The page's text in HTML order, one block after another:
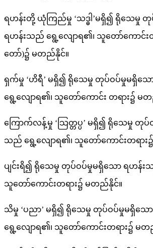
ရဟန်းတို့ ယုံကြည်မှု ‘သဒ္ဓါ’မရှိ၍ ရိုသေမှု
ရဟန်းသည် ရွေ့လျောရ၏၊ သူတော်ကောင်း
တော်)၌ မတည်နိုင်။
ရှက်မှု ‘ဟိရီ’ မရှိ၍ ရိုသေမှု တုပ်ဝပ်မှုမရှိသ
ရွေ့လျောရ၏၊ သူတော်ကောင်း တရား၌ မ
ကြောက်လန့်မှု ‘သြတ္တပ္ပ’ မရှိ၍ ရိုသေမှု တု
သည် ရွေ့လျောရ၏၊ သူတော်ကောင်းတရား
ပျင်းရိ၍ ရိုသေမှု တုပ်ဝပ်မှုမရှိသော ရဟန်း
သူတော်ကောင်းတရား၌ မတည်နိုင်။
သိမှု ‘ပညာ’ မရှိ၍ ရိုသေမှု တုပ်ဝပ်မှုမရှိသ
ရွေ့လျောရ၏၊ သူတော်ကောင်းတရား၌ မတ